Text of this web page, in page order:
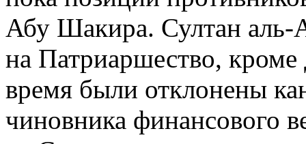
Абу Шакира. Султан аль-
на Патриаршество, кроме
время были отклонены
чиновника финансового